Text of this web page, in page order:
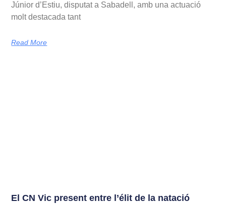
Júnior d’Estiu, disputat a Sabadell, amb una actuació
molt destacada tant
Read More
El CN Vic present entre l’élit de la natació